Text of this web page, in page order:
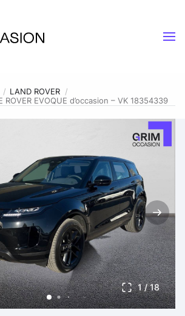
LAND ROVER
ROVER EVOQUE d’occasion – VK 18354339
1/ 18